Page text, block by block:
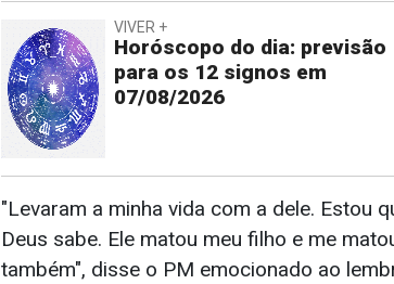
VIVER +
Horóscopo do dia: previsão
para os 12 signos em
07/08/2026
"Levaram a minha vida com a dele. Estou
Deus sabe. Ele matou meu filho e me
também", disse o PM emocionado ao